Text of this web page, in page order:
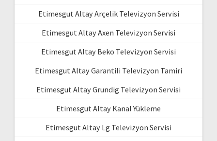
Etimesgut Altay Arçelik Televizyon Servisi
Etimesgut Altay Axen Televizyon Servisi
Etimesgut Altay Beko Televizyon Servisi
Etimesgut Altay Garantili Televizyon Tamiri
Etimesgut Altay Grundig Televizyon Servisi
Etimesgut Altay Kanal Yükleme
Etimesgut Altay Lg Televizyon Servisi